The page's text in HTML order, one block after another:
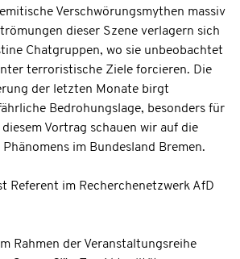
Verschwörungsmythen massiv
dieser Szene verlagern sich
Chatgruppen, wo sie unbeobachtet
terroristische Ziele forcieren. Die
der letzten Monate birgt
Bedrohungslage, besonders für
Vortrag schauen wir auf die
im Bundesland Bremen.
Referent im Recherchenetzwerk AfD
Rahmen der Veranstaltungsreihe